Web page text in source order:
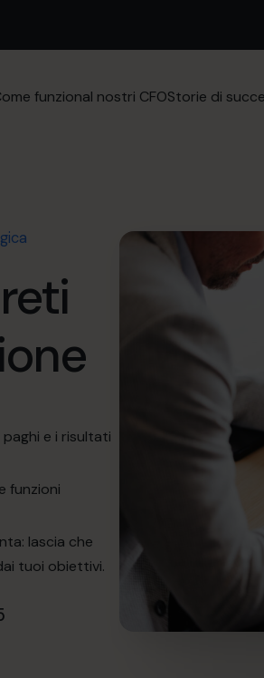
funzionaI nostri CFOStorie di
e i risultati
funzioni
lascia che
tuoi obiettivi.